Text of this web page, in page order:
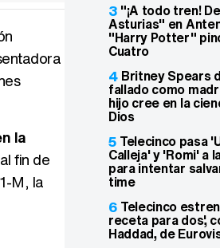
la
fin de
M, la
3 "¡A todo tren!
Asturias" en
"Harry Potter"
Cuatro
4 Britney Spears
fallado como
hijo cree en la
Dios
5 Telecinco pasa
Calleja' y 'Romi' a
para intentar
time
6 Telecinco
receta para dos',
Haddad, de